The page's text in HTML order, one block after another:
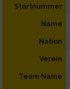
Startnummer
Name
Nation
Verein
Team Name